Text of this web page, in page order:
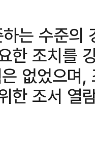
는 수준의
한 조치를
없었으며
한 조서 열